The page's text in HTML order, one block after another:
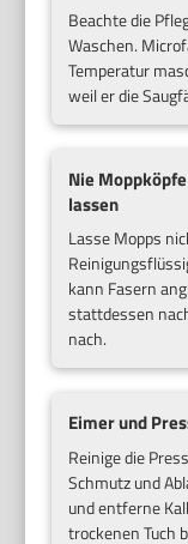
Beachte die
Waschen.
Temperatur
weil er die
Nie
lassen
Lasse Mopps
kann Fasern
stattdessen
nach.
Eimer und
Reinige die
Schmutz und
und entferne
trockenen Tuch